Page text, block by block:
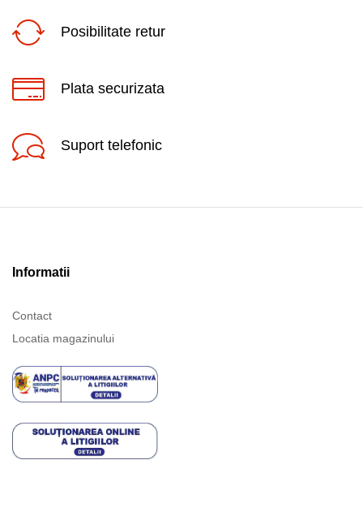
Posibilitate retur
Plata securizata
Suport telefonic
Informatii
Contact
Locatia magazinului